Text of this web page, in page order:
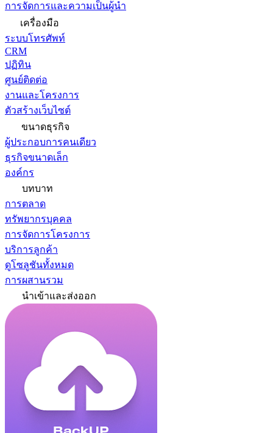
การจัดการและความเป็นผู้นำ
เครื่องมือ
ระบบโทรศัพท์
CRM
ปฏิทิน
ศูนย์ติดต่อ
งานและโครงการ
ตัวสร้างเว็บไซต์
ขนาดธุรกิจ
ผู้ประกอบการคนเดียว
ธุรกิจขนาดเล็ก
องค์กร
บทบาท
การตลาด
ทรัพยากรบุคคล
การจัดการโครงการ
บริการลูกค้า
ดูโซลูชันทั้งหมด
การผสานรวม
นำเข้าและส่งออก